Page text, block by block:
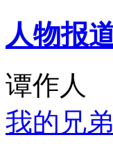
人物报
谭作人
我的兄